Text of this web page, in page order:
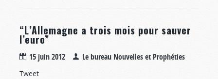
“L’Allemagne a trois mois pour sauver
l’euro”
15 juin 2012 Le bureau Nouvelles et Prophéties
Tweet